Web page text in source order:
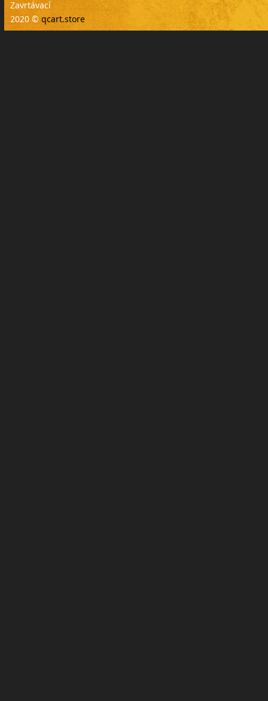
Zavrtávací
2020 © qcart.store